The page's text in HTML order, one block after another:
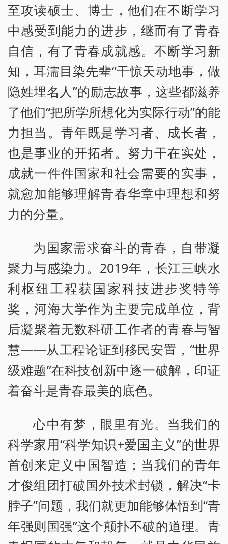
至攻读硕士、博士，他们在不断学习
中感受到能力的进步，继而有了青春
自信，有了青春成就感。不断学习新
知，耳濡目染先辈“干惊天动地事，做
隐姓埋名人”的励志故事，这些都滋养
了他们“把所学所想化为实际行动”的能
力担当。青年既是学习者、成长者，
也是事业的开拓者。努力干在实处，
成就一件件国家和社会需要的实事，
就愈加能够理解青春华章中理想和努
力的分量。
为国家需求奋斗的青春，自带凝
聚力与感染力。2019年，长江三峡水
利枢纽工程获国家科技进步奖特等
奖，河海大学作为主要完成单位，背
后凝聚着无数科研工作者的青春与智
慧——从工程论证到移民安置，“世界
级难题”在科技创新中逐一破解，印证
着奋斗是青春最美的底色。
心中有梦，眼里有光。当我们的
科学家用“科学知识+爱国主义”的世界
首创来定义中国智造；当我们的青年
才俊组团打破国外技术封锁，解决“卡
脖子”问题，我们就更加能够体悟到“青
年强则国强”这个颠扑不破的道理。青